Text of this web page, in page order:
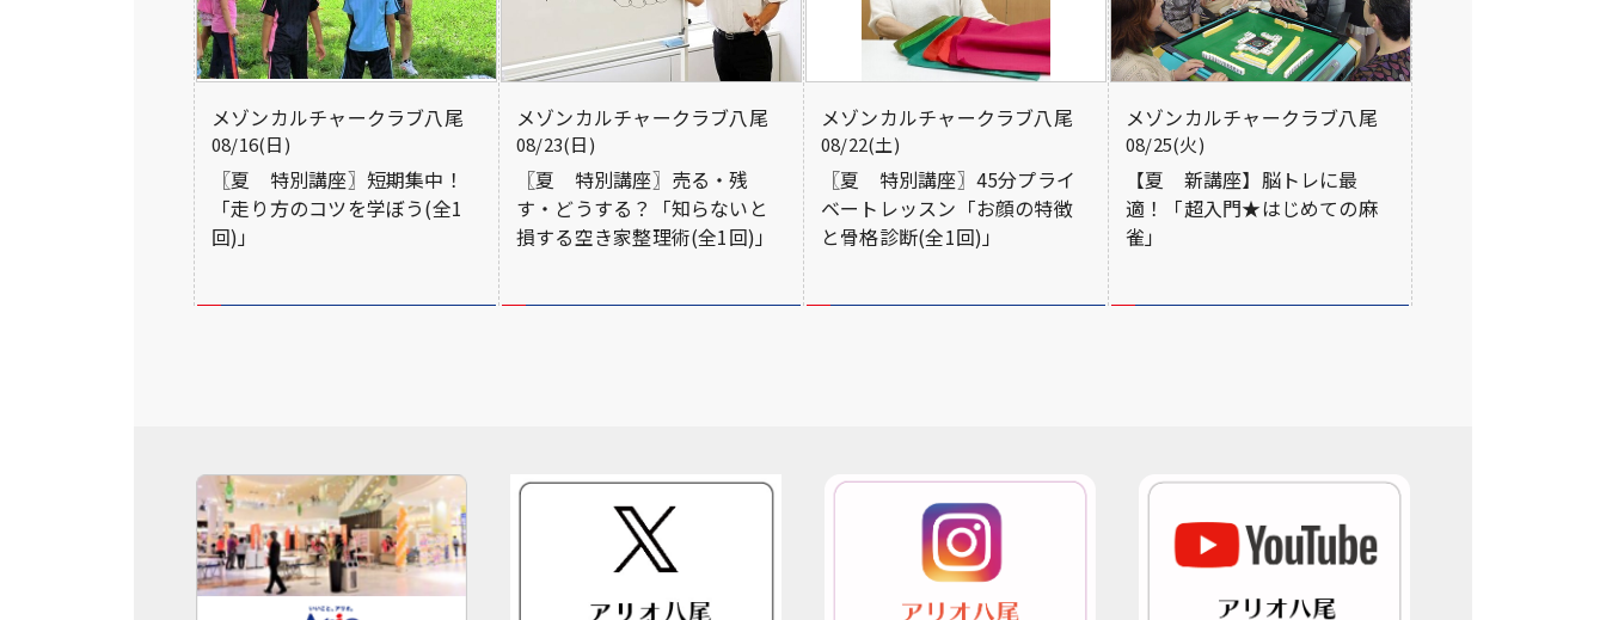
メゾンカルチャークラブ八尾
08/16(日)
〖夏 特別講座〗短期集中！
「走り方のコツを学ぼう(全1
回)」
メゾンカルチャークラブ八尾
08/23(日)
〖夏 特別講座〗売る・残
す・どうする？「知らないと
損する空き家整理術(全1回)」
メゾンカルチャークラブ八尾
08/22(土)
〖夏 特別講座〗45分プライ
ベートレッスン「お顔の特徴
と骨格診断(全1回)」
メゾンカルチャークラブ八尾
08/25(火)
【夏 新講座】脳トレに最
適！「超入門★はじめての麻
雀」